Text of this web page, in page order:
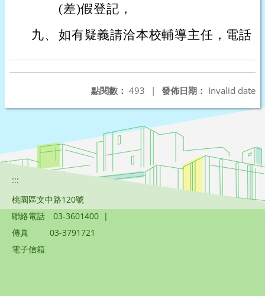
(差)假登記，
九、 如有疑義請洽本校輔導主任，電話
發佈日期： Invalid date
點閱數： 493 |
:::
桃園區文中路120號
聯絡電話
03-3601400 |
傳真
03-3791721
電子信箱